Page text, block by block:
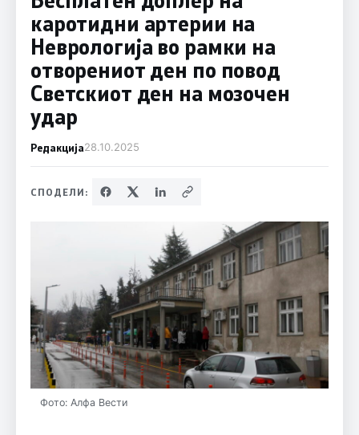
каротидни артерии на
Неврологија во рамки на
отворениот ден по повод
Светскиот ден на мозочен
удар
Редакција28.10.2025
СПОДЕЛИ:
Фото: Алфа Вести